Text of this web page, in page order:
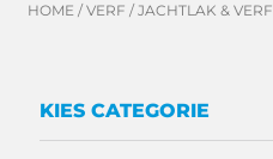
HOME /VERF / JACHTLAK & VERF
KIES CATEGORIE